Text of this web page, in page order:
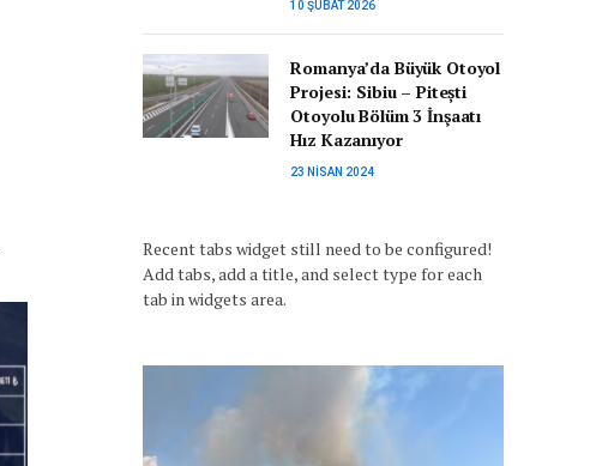
10 ŞUBAT 2026
Romanya’da Büyük Otoyol
Projesi: Sibiu – Pitești
Otoyolu Bölüm 3 İnşaatı
Hız Kazanıyor
23 NISAN 2024
Recent tabs widget still need to be configured!
Add tabs, add a title, and select type for each
tab in widgets area.